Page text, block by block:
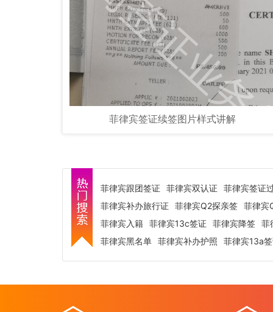
菲律宾签证续签图片样式讲解
菲律宾跟团签证 菲律宾双认证
菲律宾签证
菲律宾补办旅行证
菲律宾Q2探亲签 菲律宾
菲律宾入籍 菲律宾13c签证 菲律宾降签 菲
菲律宾黑名单 菲律宾补办护照 菲律宾13a